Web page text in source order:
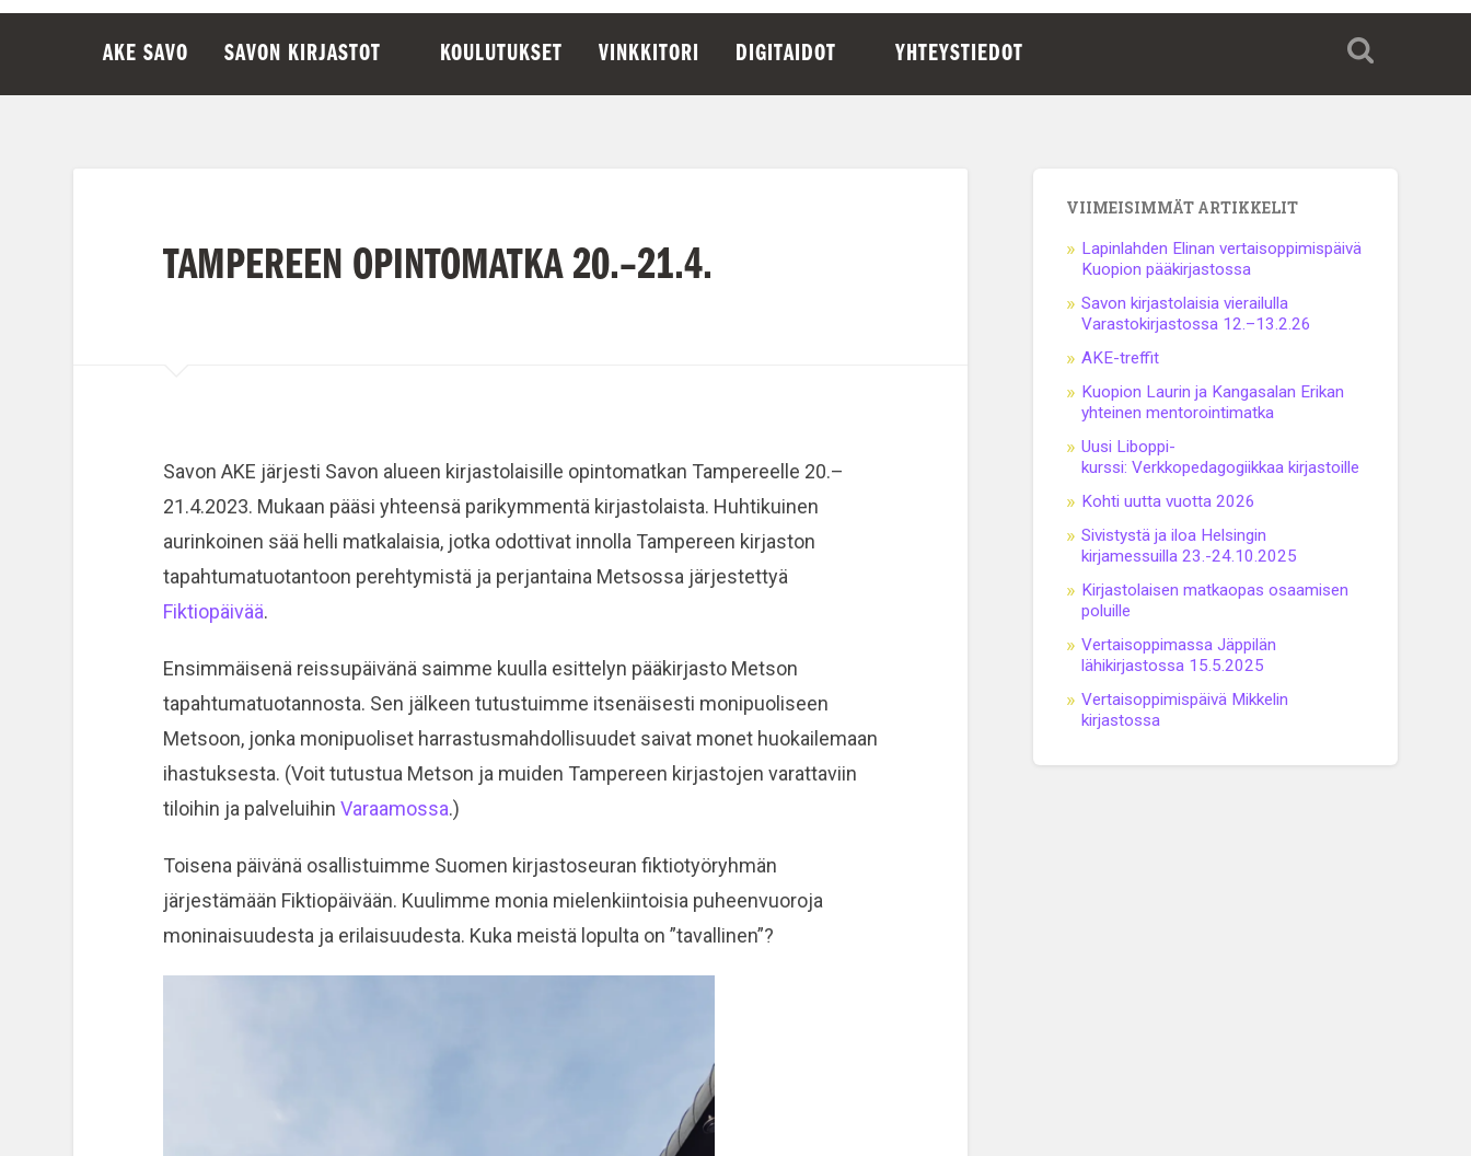
AKE SAVO SAVON KIRJASTOT KOULUTUKSET VINKKITORI DIGITAIDOT YHTEYSTIEDOT
TAMPEREEN OPINTOMATKA 20.–21.4.
Savon AKE järjesti Savon alueen kirjastolaisille opintomatkan Tampereelle 20.–
21.4.2023. Mukaan pääsi yhteensä parikymmentä kirjastolaista. Huhtikuinen
aurinkoinen sää helli matkalaisia, jotka odottivat innolla Tampereen kirjaston
tapahtumatuotantoon perehtymistä ja perjantaina Metsossa järjestettyä
Fiktiopäivää.
Ensimmäisenä reissupäivänä saimme kuulla esittelyn pääkirjasto Metson
tapahtumatuotannosta. Sen jälkeen tutustuimme itsenäisesti monipuoliseen
Metsoon, jonka monipuoliset harrastusmahdollisuudet saivat monet huokailemaan
ihastuksesta. (Voit tutustua Metson ja muiden Tampereen kirjastojen varattaviin
tiloihin ja palveluihin Varaamossa.)
Toisena päivänä osallistuimme Suomen kirjastoseuran fiktiotyöryhmän
järjestämään Fiktiopäivään. Kuulimme monia mielenkiintoisia puheenvuoroja
moninaisuudesta ja erilaisuudesta. Kuka meistä lopulta on ”tavallinen”?
VIIMEISIMMÄT ARTIKKELIT
Lapinlahden Elinan vertaisoppimispäivä
Kuopion pääkirjastossa
Savon kirjastolaisia vierailulla
Varastokirjastossa 12.–13.2.26
AKE-treffit
Kuopion Laurin ja Kangasalan Erikan
yhteinen mentorointimatka
Uusi Liboppi-
kurssi: Verkkopedagogiikkaa kirjastoille
Kohti uutta vuotta 2026
Sivistystä ja iloa Helsingin
kirjamessuilla 23.-24.10.2025
Kirjastolaisen matkaopas osaamisen
poluille
Vertaisoppimassa Jäppilän
lähikirjastossa 15.5.2025
Vertaisoppimispäivä Mikkelin
kirjastossa